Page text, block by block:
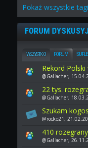
Pokaż wszystkie tagi
FORUM
WSZYSTKO FORUM
Rekord
@Gallacher,
22 tys.
@Gallacher,
Szukam
@rocko21,
410
@Gallacher,